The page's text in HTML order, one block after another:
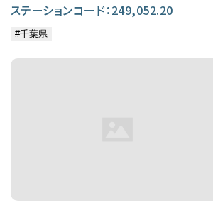
ステーションコード：249,052.20